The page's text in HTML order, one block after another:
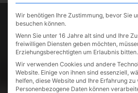
Wir benötigen Ihre Zustimmung, bevor Sie
besuchen können.
Wenn Sie unter 16 Jahre alt sind und Ihre
freiwilligen Diensten geben möchten,
Erziehungsberechtigten um Erlaubnis bitten.
Wir verwenden Cookies und andere
Website. Einige von ihnen sind essenziell,
helfen, diese Website und Ihre Erfahrung
Personenbezogene Daten können